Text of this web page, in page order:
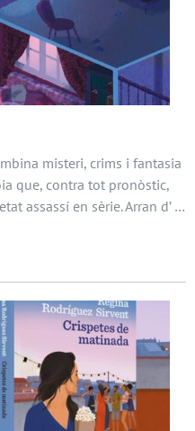
misteri, crims i fantasia
que, contra tot pronòstic,
assassí en sèrie. Arran d’ …